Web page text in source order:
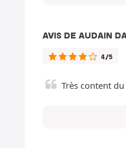
AVIS DE AUDAIN
4/5
Très content